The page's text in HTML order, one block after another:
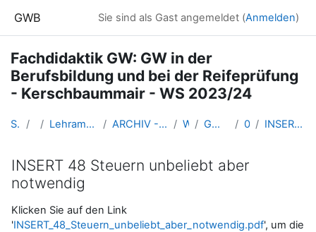
GWB Sie sind als Gast angemeldet (Anmelden)
Fachdidaktik GW: GW in der
Berufsbildung und bei der Reifeprüfung
- Kerschbaummair - WS 2023/24
Startseite Kurse Lehramtsausbildung GW im Cluster Österreich Mitte ARCHIV - Lehrveranstaltungen am Standort Linz - seit 2016 WS_2023/24 GW_BHSReifpruefung_2023ws 09-04.12.23 INSERT 48 Steuern unbeliebt aber notwendig
INSERT 48 Steuern unbeliebt aber
notwendig
Abschlussbedingungen
Klicken Sie auf den Link
'INSERT_48_Steuern_unbeliebt_aber_notwendig.pdf', um die